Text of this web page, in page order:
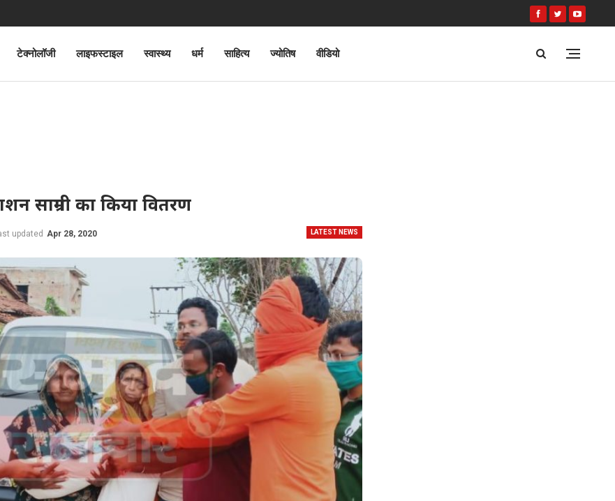
टेक्नोलॉजी लाइफस्टाइल स्वास्थ्य धर्म साहित्य ज्योतिष वीडियो
साम्रगी का किया वितरण
LATEST NEWS
updated Apr 28, 2020